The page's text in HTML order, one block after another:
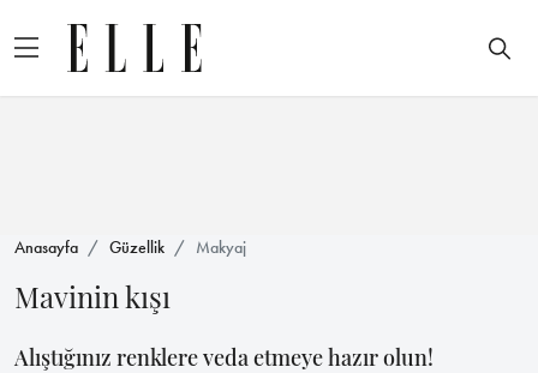
Anasayfa Güzellik Makyaj
Mavinin kışı
Alıştığınız renklere veda etmeye hazır olun!